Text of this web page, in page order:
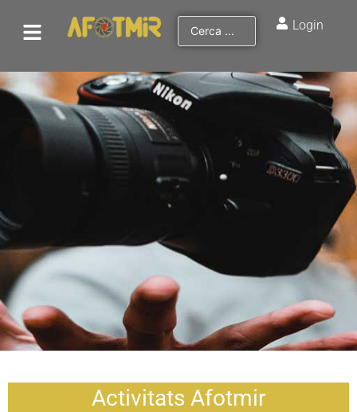
Login
Activitats Afotmir